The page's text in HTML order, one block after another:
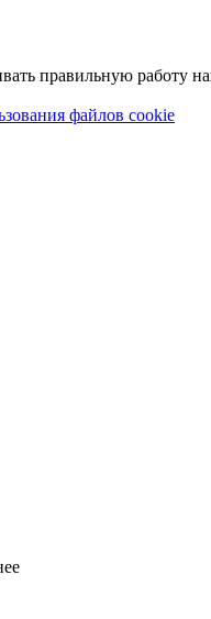
правильную работу
файлов cookie